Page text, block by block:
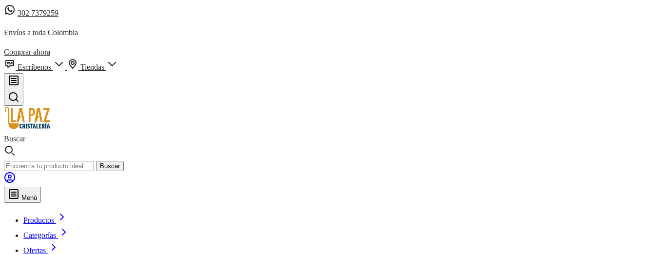
302 7379259
Envíos a toda Colombia
Comprar ahora
Escríbenos
Tiendas
Buscar
Buscar
Menú
Productos
Categorías
Ofertas